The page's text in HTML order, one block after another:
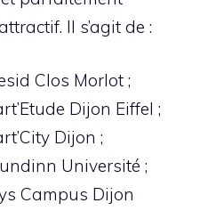
Il s’agit de :
Clos Morlot ;
Dijon Eiffel ;
Dijon ;
Université ;
Campus Dijon